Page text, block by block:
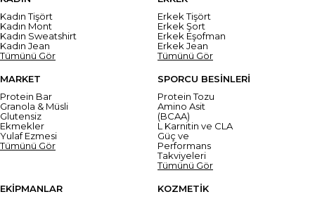
Kadın Tişört
Kadın Mont
Kadın Sweatshirt
Kadın Jean
Tümünü Gör
Erkek Tişört
Erkek Şort
Erkek Eşofman
Erkek Jean
Tümünü Gör
MARKET
Protein Bar
Granola & Müsli
Glutensiz
Ekmekler
Yulaf Ezmesi
Tümünü Gör
SPORCU BESİNLERİ
Protein Tozu
Amino Asit
(BCAA)
L Karnitin ve CLA
Güç ve
Performans
Takviyeleri
Tümünü Gör
EKİPMANLAR
KOZMETİK